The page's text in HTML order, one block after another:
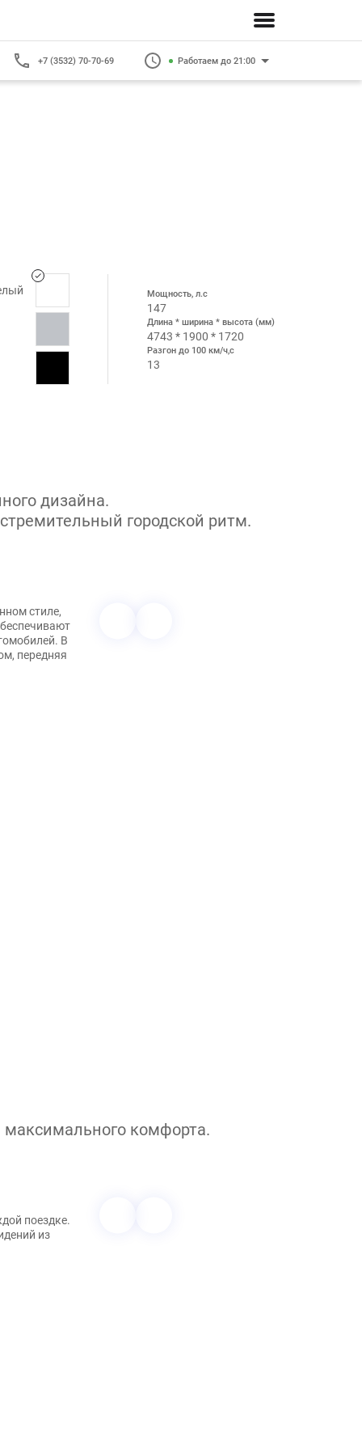
+7 (3532) 70-70-69 Работаем до 21:00
Мощность, л.с
147
Длина * ширина * высота (мм)
4743 * 1900 * 1720
Разгон до 100 км/ч,с
13
дизайна.
городской ритм.
стиле,
В
передняя
комфорта.
поездке.
из